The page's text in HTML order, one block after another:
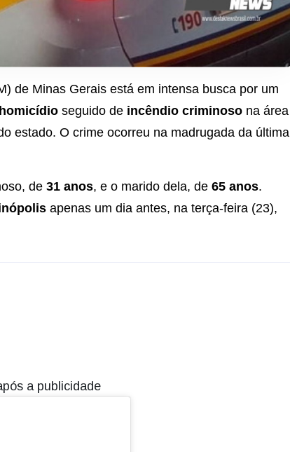
de Minas Gerais está em intensa busca por um
seguido de incêndio criminoso na área
estado. O crime ocorreu na madrugada da última
de 31 anos, e o marido dela, de 65 anos.
apenas um dia antes, na terça-feira (23),
a publicidade